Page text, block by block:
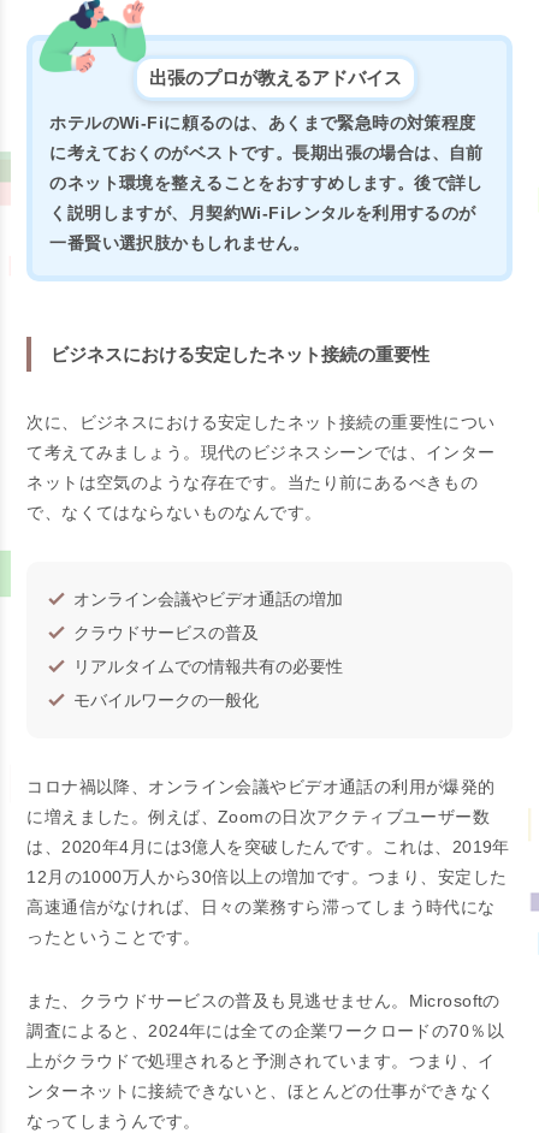
出張のプロが教えるアドバイス
ホテルのWi-Fiに頼るのは、あくまで緊急時の対策程度
に考えておくのがベストです。長期出張の場合は、自前
のネット環境を整えることをおすすめします。後で詳し
く説明しますが、月契約Wi-Fiレンタルを利用するのが
一番賢い選択肢かもしれません。
ビジネスにおける安定したネット接続の重要性
次に、ビジネスにおける安定したネット接続の重要性につい
て考えてみましょう。現代のビジネスシーンでは、インター
ネットは空気のような存在です。当たり前にあるべきもの
で、なくてはならないものなんです。
オンライン会議やビデオ通話の増加
クラウドサービスの普及
リアルタイムでの情報共有の必要性
モバイルワークの一般化
コロナ禍以降、オンライン会議やビデオ通話の利用が爆発的
に増えました。例えば、Zoomの日次アクティブユーザー数
は、2020年4月には3億人を突破したんです。これは、2019年
12月の1000万人から30倍以上の増加です。つまり、安定した
高速通信がなければ、日々の業務すら滞ってしまう時代にな
ったということです。
また、クラウドサービスの普及も見逃せません。Microsoftの
調査によると、2024年には全ての企業ワークロードの70％以
上がクラウドで処理されると予測されています。つまり、イ
ンターネットに接続できないと、ほとんどの仕事ができなく
なってしまうんです。